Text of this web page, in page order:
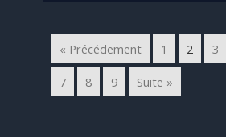
« Précédement 1 2 3
7 8 9 Suite »